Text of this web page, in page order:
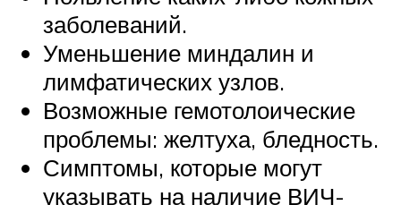
заболеваний.
Уменьшение миндалин и
лимфатических узлов.
Возможные гемотолоические
проблемы: желтуха, бледность.
Симптомы, которые могут
указывать на наличие ВИЧ-